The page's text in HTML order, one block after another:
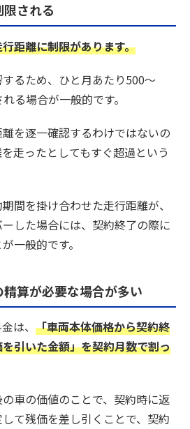
される
距離に制限があります。
るため、ひと月あたり500〜
る場合が一般的です。
を逐一確認するわけではないの
走ったとしてもすぐ超過という
間を掛け合わせた走行距離が、
した場合には、契約終了の際に
一般的です。
算が必要な場合が多い
は、 「車両本体価格から契約終
引いた金額」を契約月数で割っ
車の価値のことで、契約時に返
て残価を差し引くことで、契約